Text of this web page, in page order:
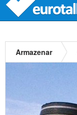
Armazenar